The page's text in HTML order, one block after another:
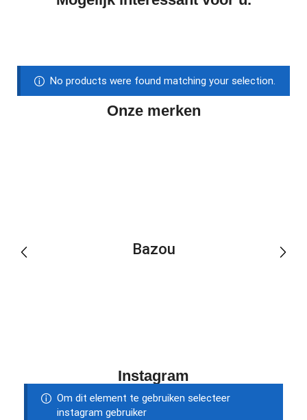
No products were found matching your selection.
Onze merken
Bazou
Instagram
Om dit element te gebruiken selecteer
instagram gebruiker